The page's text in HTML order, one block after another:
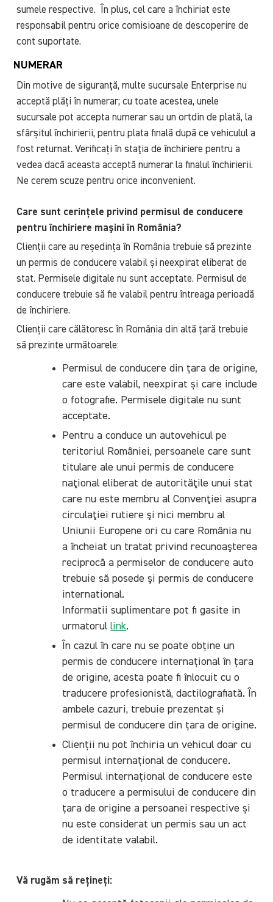
sumele respective.
În plus, cel care a închiriat este
responsabil pentru orice comisioane de descoperire de
cont suportate.
NUMERAR
Din motive de siguranţă, multe sucursale Enterprise nu
acceptă plăți în numerar; cu toate acestea, unele
sucursale pot accepta numerar sau un ortdin de plată, la
sfârșitul închirierii, pentru plata finală după ce vehiculul a
fost returnat. Verificați în staţia de închiriere pentru a
vedea dacă aceasta acceptă numerar la finalul închirierii.
Ne cerem scuze pentru orice inconvenient.
Care sunt cerințele privind permisul de conducere
pentru închiriere maşini în România?
Clienții care au reședința în România trebuie să prezinte
un permis de conducere valabil și neexpirat eliberat de
stat. Permisele digitale nu sunt acceptate. Permisul de
conducere trebuie să fie valabil pentru întreaga perioadă
de închiriere.
Clienții care călătoresc în România din altă țară trebuie
să prezinte următoarele:
Permisul de conducere din țara de origine,
care este valabil, neexpirat și care include
o fotografie. Permisele digitale nu sunt
acceptate.
Pentru a conduce un autovehicul pe
teritoriul României, persoanele care sunt
titulare ale unui permis de conducere
naţional eliberat de autorităţile unui stat
care nu este membru al Convenţiei asupra
circulaţiei rutiere şi nici membru al
Uniunii Europene ori cu care România nu
a încheiat un tratat privind recunoaşterea
reciprocă a permiselor de conducere auto
trebuie să posede şi permis de conducere
international.
Informatii suplimentare pot fi gasite in
urmatorullink.
În cazul în care nu se poate obține un
permis de conducere internațional în țara
de origine, acesta poate fi înlocuit cu o
traducere profesionistă, dactilografiată. În
ambele cazuri, trebuie prezentat și
permisul de conducere din țara de origine.
Clienții nu pot închiria un vehicul doar cu
permisul internațional de conducere.
Permisul internațional de conducere este
o traducere a permisului de conducere din
țara de origine a persoanei respective și
nu este considerat un permis sau un act
de identitate valabil.
Vă rugăm să rețineți: